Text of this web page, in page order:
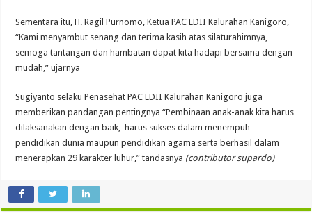
Sementara itu, H. Ragil Purnomo, Ketua PAC LDII Kalurahan Kanigoro,
“Kami menyambut senang dan terima kasih atas silaturahimnya,
semoga tantangan dan hambatan dapat kita hadapi bersama dengan
mudah,” ujarnya
Sugiyanto selaku Penasehat PAC LDII Kalurahan Kanigoro juga
memberikan pandangan pentingnya “Pembinaan anak-anak kita harus
dilaksanakan dengan baik, harus sukses dalam menempuh
pendidikan dunia maupun pendidikan agama serta berhasil dalam
menerapkan 29 karakter luhur,” tandasnya (contributor supardo)